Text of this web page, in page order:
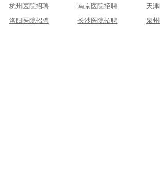
杭州医院招聘 南京医院招聘
天
洛阳医院招聘 长沙医院招聘 泉